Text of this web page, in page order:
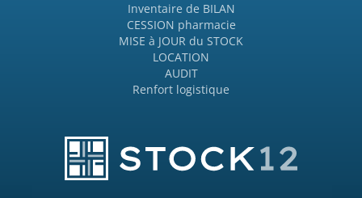
Inventaire de BILAN
CESSION pharmacie
MISE à JOUR du STOCK
LOCATION
AUDIT
Renfort logistique